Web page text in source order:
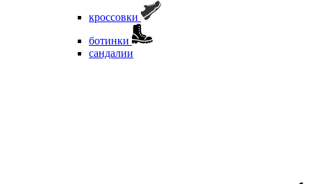
кроссовки
ботинки
сандалии